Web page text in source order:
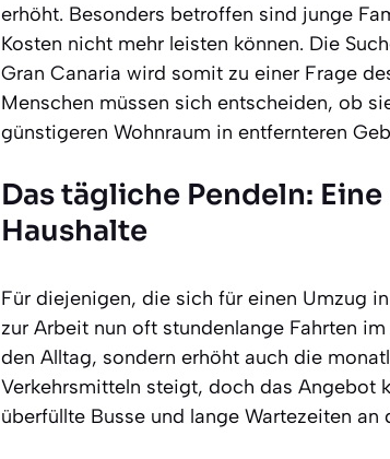
erhöht. Besonders betroffen sind junge
Kosten nicht mehr leisten können. Die
Gran Canaria wird somit zu einer Frage
Menschen müssen sich entscheiden, ob
günstigeren Wohnraum in entfernteren
Das tägliche Pendeln:
Haushalte
Für diejenigen, die sich für einen Umzug
zur Arbeit nun oft stundenlange Fahrten
den Alltag, sondern erhöht auch die
Verkehrsmitteln steigt, doch das Angebot
überfüllte Busse und lange Wartezeiten an